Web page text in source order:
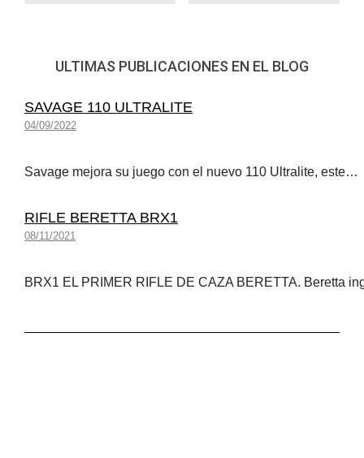
ULTIMAS PUBLICACIONES EN EL BLOG
SAVAGE 110 ULTRALITE
04/09/2022
Savage mejora su juego con el nuevo 110 Ultralite, este…
RIFLE BERETTA BRX1
08/11/2021
BRX1 EL PRIMER RIFLE DE CAZA BERETTA. Beretta